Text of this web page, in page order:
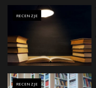
RECENZJE
RECENZJE